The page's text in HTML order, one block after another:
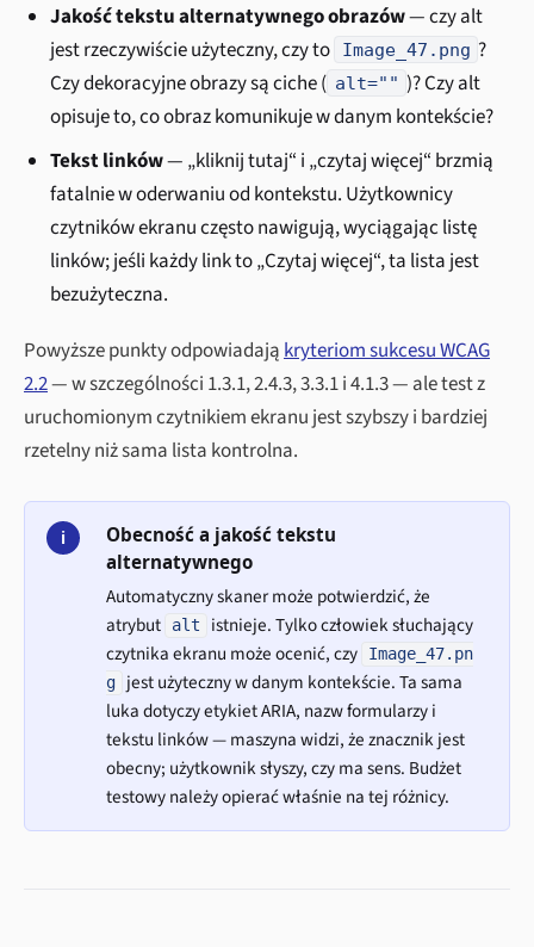
Jakość tekstu alternatywnego obrazów— czy alt
jest rzeczywiście użyteczny, czy to
Image_47.png ?
Czy dekoracyjne obrazy są ciche ( alt="" )? Czy alt
opisuje to, co obraz komunikuje w danym kontekście?
Tekst linków— „kliknij tutaj“ i „czytaj więcej“ brzmią
fatalnie w oderwaniu od kontekstu. Użytkownicy
czytników ekranu często nawigują, wyciągając listę
linków; jeśli każdy link to „Czytaj więcej“, ta lista jest
bezużyteczna.
Powyższe punkty odpowiadają kryteriom sukcesu WCAG
2.2— w szczególności 1.3.1, 2.4.3, 3.3.1 i 4.1.3 — ale test z
uruchomionym czytnikiem ekranu jest szybszy i bardziej
rzetelny niż sama lista kontrolna.
i
Obecność a jakość tekstu
alternatywnego
Automatyczny skaner może potwierdzić, że
atrybut
alt
istnieje. Tylko człowiek słuchający
czytnika ekranu może ocenić, czy
Image_47.pn
g
jest użyteczny w danym kontekście. Ta sama
luka dotyczy etykiet ARIA, nazw formularzy i
tekstu linków — maszyna widzi, że znacznik jest
obecny; użytkownik słyszy, czy ma sens. Budżet
testowy należy opierać właśnie na tej różnicy.